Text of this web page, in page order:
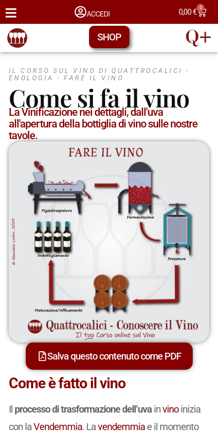
ACCEDI 0,00€ 0
SHOP
IL CORSO SUL VINO DI QUATTROCALICI -
ENOLOGIA - FARE IL VINO
Come si fa il vino
La Vinificazione nei dettagli, dall'uva
all'apertura della bottiglia di vino sulle nostre
tavole.
Salva questo contenuto come PDF
Come è fatto il vino
Il processo di trasformazione dell’uvainvinoinizia
con laVendemmia. Lavendemmiae il momento